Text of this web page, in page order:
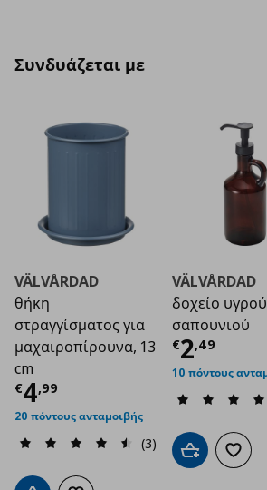
Συνδυάζεται με
VÄLVÅRDAD
θήκη
στραγγίσματος για
μαχαιροπίρουνα, 13
cm
€4,99
Τρέχουσα τιμή€ 4,99
20 πόντους ανταμοιβής
(3)
VÄLVÅRDAD
δοχείο υγρού
σαπουνιού
€2,49
10 πόντους
Προσθήκη στο